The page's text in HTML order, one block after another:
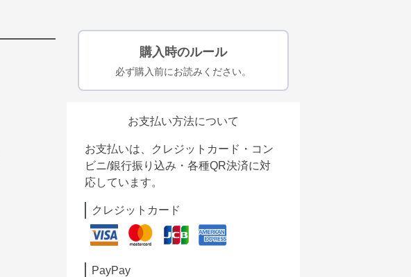
購入時のルール
必ず購入前にお読みください。
お支払い方法について
お支払いは、クレジットカード・コン
ビニ/銀行振り込み・各種QR決済に対
応しています。
クレジットカード
PayPay